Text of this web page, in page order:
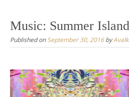
Music: Summer
Published on September 30, 2016by